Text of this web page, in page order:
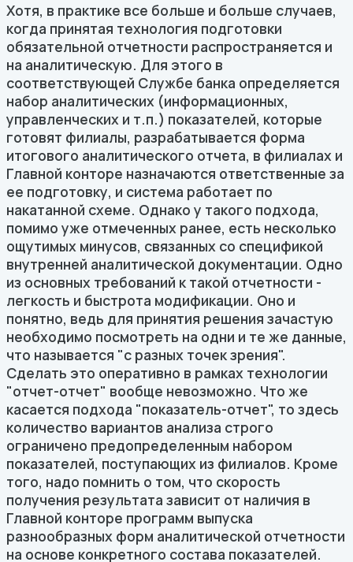
Хотя, в практике все больше и больше случаев,
когда принятая технология подготовки
обязательной отчетности распространяется и
на аналитическую. Для этого в
соответствующей Службе банка определяется
набор аналитических (информационных,
управленческих и т.п.) показателей, которые
готовят филиалы, разрабатывается форма
итогового аналитического отчета, в филиалах и
Главной конторе назначаются ответственные за
ее подготовку, и система работает по
накатанной схеме. Однако у такого подхода,
помимо уже отмеченных ранее, есть несколько
ощутимых минусов, связанных со спецификой
внутренней аналитической документации. Одно
из основных требований к такой отчетности -
легкость и быстрота модификации. Оно и
понятно, ведь для принятия решения зачастую
необходимо посмотреть на одни и те же данные,
что называется "с разных точек зрения".
Сделать это оперативно в рамках технологии
"отчет-отчет" вообще невозможно. Что же
касается подхода "показатель-отчет", то здесь
количество вариантов анализа строго
ограничено предопределенным набором
показателей, поступающих из филиалов. Кроме
того, надо помнить о том, что скорость
получения результата зависит от наличия в
Главной конторе программ выпуска
разнообразных форм аналитической отчетности
на основе конкретного состава показателей.